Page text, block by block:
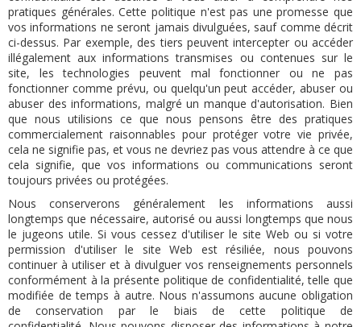
pratiques générales. Cette politique n'est pas une promesse que
vos informations ne seront jamais divulguées, sauf comme décrit
ci-dessus. Par exemple, des tiers peuvent intercepter ou accéder
illégalement aux informations transmises ou contenues sur le
site, les technologies peuvent mal fonctionner ou ne pas
fonctionner comme prévu, ou quelqu'un peut accéder, abuser ou
abuser des informations, malgré un manque d'autorisation. Bien
que nous utilisions ce que nous pensons être des pratiques
commercialement raisonnables pour protéger votre vie privée,
cela ne signifie pas, et vous ne devriez pas vous attendre à ce que
cela signifie, que vos informations ou communications seront
toujours privées ou protégées.
Nous conserverons généralement les informations aussi
longtemps que nécessaire, autorisé ou aussi longtemps que nous
le jugeons utile. Si vous cessez d'utiliser le site Web ou si votre
permission d'utiliser le site Web est résiliée, nous pouvons
continuer à utiliser et à divulguer vos renseignements personnels
conformément à la présente politique de confidentialité, telle que
modifiée de temps à autre. Nous n'assumons aucune obligation
de conservation par le biais de cette politique de